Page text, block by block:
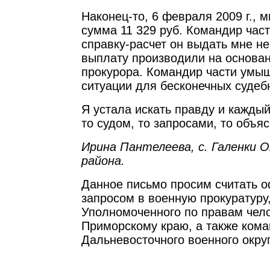
Наконец-то, 6 февраля 2009 г.,
сумма 11 329 руб. Командир
справку-расчет он выдать мне
выплату производили на
прокурора. Командир части
ситуации для бесконечных
Я устала искать правду и
то судом, то запросами, то
Ирина Пантелеева, с. Галенки
района.
Данное письмо просим считать
запросом в военную
Уполномоченного по правам
Приморскому краю, а также
Дальневосточного военного